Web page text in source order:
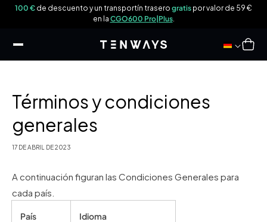
100 € de descuento y un transportín trasero gratis por valor de 59 €
en la CGO600 Pro|Plus.
Carro
Términos y condiciones
generales
17 DE ABRIL DE 2023
A continuación figuran las Condiciones Generales para
cada país.
País Idioma